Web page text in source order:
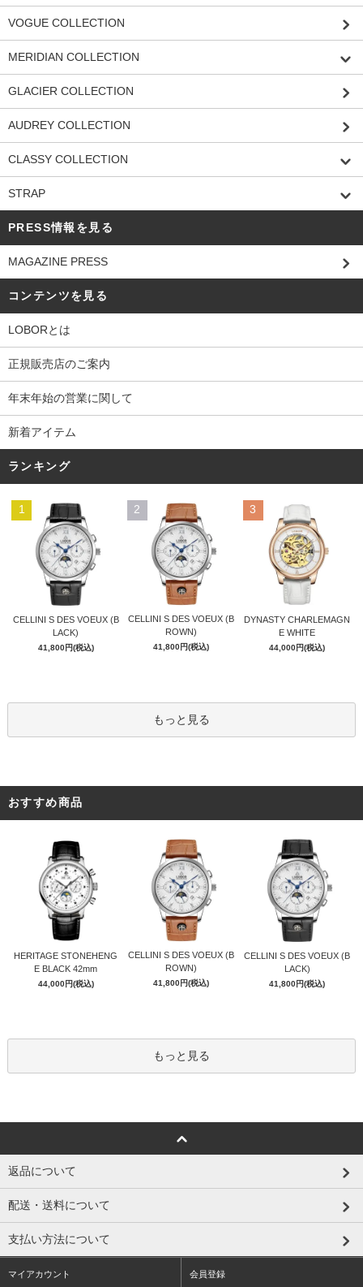
VOGUE COLLECTION
MERIDIAN COLLECTION
GLACIER COLLECTION
AUDREY COLLECTION
CLASSY COLLECTION
STRAP
PRESS情報を見る
MAGAZINE PRESS
コンテンツを見る
LOBORとは
正規販売店のご案内
年末年始の営業に関して
新着アイテム
ランキング
1
CELLINI S DES VOEUX (B
LACK)
41,800円(税込)
2
CELLINI S DES VOEUX (B
ROWN)
41,800円(税込)
3
DYNASTY CHARLEMAGN
E WHITE
44,000円(税込)
もっと見る
おすすめ商品
HERITAGE STONEHENG
E BLACK 42mm
44,000円(税込)
CELLINI S DES VOEUX (B
ROWN)
41,800円(税込)
CELLINI S DES VOEUX (B
LACK)
41,800円(税込)
もっと見る
返品について
配送・送料について
支払い方法について
マイアカウント 会員登録